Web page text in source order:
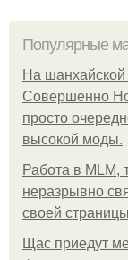
Популярные
На
Совершенно
просто
высокой моды.
Работа в MLM,
неразрывно
своей
Щас приедут